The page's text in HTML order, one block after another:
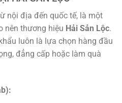
nội địa đến quốc tế, là một
nên thương hiệu Hải Sản Lộc.
luôn là lựa chọn hàng đầu
đẳng cấp hoặc làm quà